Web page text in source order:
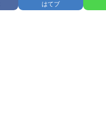
はてブ